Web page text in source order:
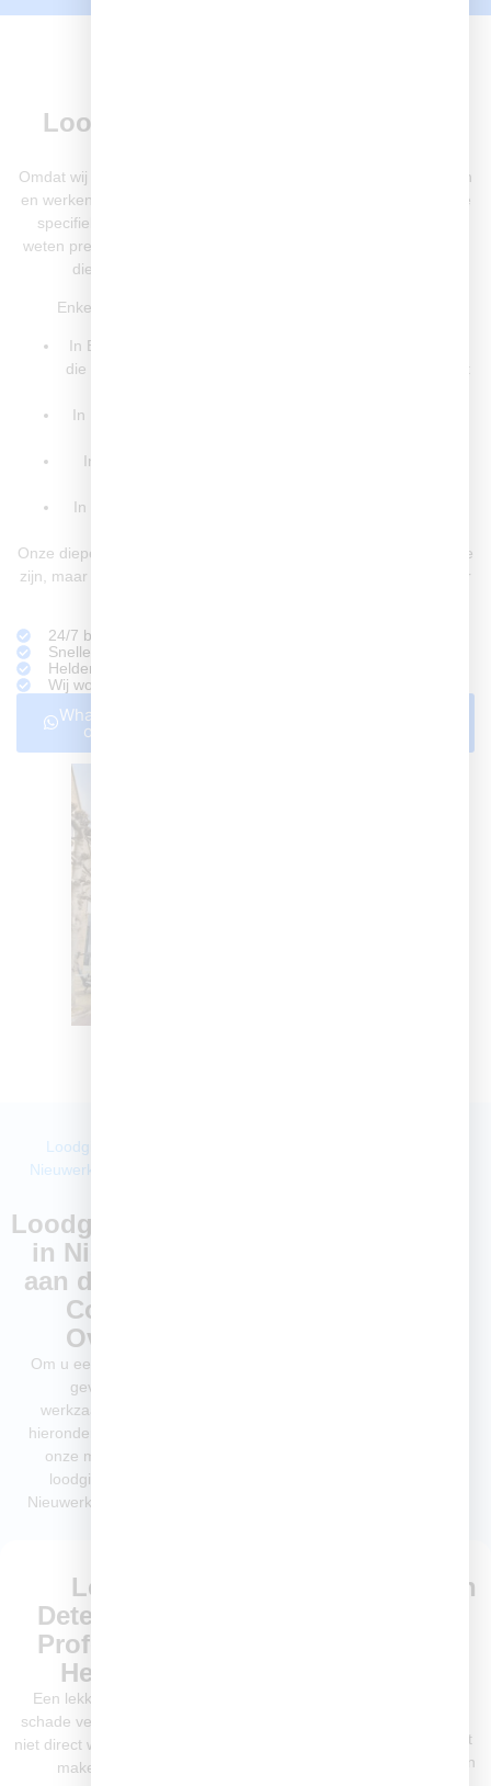
Loodgieter Nieuwerkerk aan den
Omdat wij ons hele leven al in Nieuwerkerk aan den IJssel wonen
en werken, kennen wij de dorpssfeer, de lokale bouwstijlen en de
specifieke leiding en rioleringsstructuren als geen ander. We
weten precies welke problemen hier vaak voorkomen en hoe we
die het snelst en meest efficiënt kunnen oplossen.
Enkele voorbeelden uit onze recente werkzaamheden:
In Esse-Zuid een hardnekkige rioolverstopping verholpen
die werd veroorzaakt door ingegroeide boomwortels in het
In Dorrestein een lekkage onder een tegelvloer opgelost
In Kortenoord een oude cv-ketel vervangen door een
In Zuidplas een daklekkage gedicht die was ontstaan na
Onze diepe lokale kennis maakt dat wij niet alleen snel ter plaatse
zijn, maar ook direct weten wat de beste aanpak is – vaak sneller
24/7 beschikbaar bij spoed
Snelle hulp op locatie in Nieuwerkerk aan den IJssel
Heldere prijzen, geen verrassingen
Wij wonen zelf in Nieuwerkerk aan den IJssel
Whatsapp
ons
Loodgietersdiensten in
Nieuwerkerk aan den IJssel
Loodgietersdiensten
in Nieuwerkerk
aan den IJssel –
Compleet
Overzicht
Om u een duidelijk beeld te
geven van onze
werkzaamheden, vindt u
hieronder een overzicht van
onze meest gevraagde
loodgietersdiensten in
Nieuwerkerk aan den IJssel.
Lekkage
Detecteren en
Professioneel
Herstellen
Een lekkage kan snel veel
schade veroorzaken als deze
niet direct wordt aangepakt. Wij
maken gebruik van
Verstoppingen in
woning. Wij lossen het op met
professionele gereedschappen